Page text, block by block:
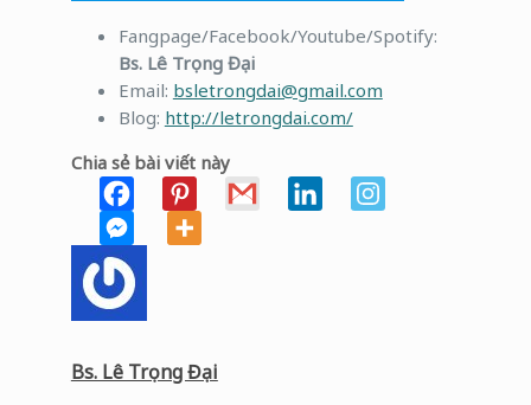
Fangpage/Facebook/Youtube/Spotify:
Bs. Lê Trọng Đại
Email: bsletrongdai@gmail.com
Blog: http://letrongdai.com/
Chia sẻ bài viết này
Bs. Lê Trọng Đại